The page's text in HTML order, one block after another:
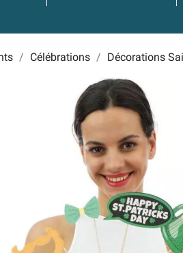
Célébrations Décorations